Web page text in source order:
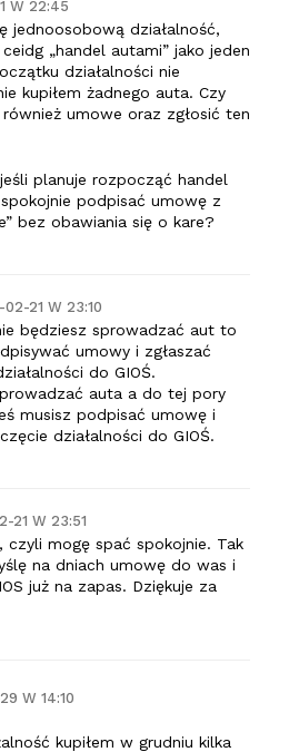
W 22:45
jednoosobową działalność,
„handel autami” jako jeden
działalności nie
kupiłem żadnego auta. Czy
umowe oraz zgłosić ten
planuje rozpocząć handel
podpisać umowę z
bez obawiania się o kare?
02-21 W 23:10
będziesz sprowadzać aut to
umowy i zgłaszać
do GIOŚ.
auta a do tej pory
musisz podpisać umowę i
działalności do GIOŚ.
21 W 23:51
czyli mogę spać spokojnie. Tak
na dniach umowę do was i
już na zapas. Dziękuje za
W 14:10
kupiłem w grudniu kilka